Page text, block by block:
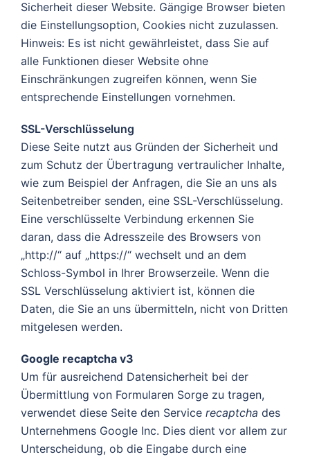
Sicherheit dieser Website. Gängige Browser bieten
die Einstellungsoption, Cookies nicht zuzulassen.
Hinweis: Es ist nicht gewährleistet, dass Sie auf
alle Funktionen dieser Website ohne
Einschränkungen zugreifen können, wenn Sie
entsprechende Einstellungen vornehmen.
SSL-Verschlüsselung
Diese Seite nutzt aus Gründen der Sicherheit und
zum Schutz der Übertragung vertraulicher Inhalte,
wie zum Beispiel der Anfragen, die Sie an uns als
Seitenbetreiber senden, eine SSL-Verschlüsselung.
Eine verschlüsselte Verbindung erkennen Sie
daran, dass die Adresszeile des Browsers von
„http://“ auf „https://“ wechselt und an dem
Schloss-Symbol in Ihrer Browserzeile. Wenn die
SSL Verschlüsselung aktiviert ist, können die
Daten, die Sie an uns übermitteln, nicht von Dritten
mitgelesen werden.
Google recaptcha v3
Um für ausreichend Datensicherheit bei der
Übermittlung von Formularen Sorge zu tragen,
verwendet diese Seite den Service recaptcha des
Unternehmens Google Inc. Dies dient vor allem zur
Unterscheidung, ob die Eingabe durch eine